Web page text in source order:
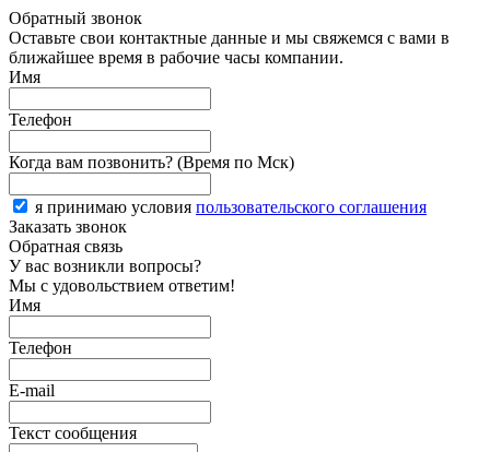
Обратный звонок
Оставьте свои контактные данные и мы свяжемся с вами в
ближайшее время в рабочие часы компании.
Имя
Телефон
Когда вам позвонить? (Время по Мск)
я принимаю условия пользовательского соглашения
Заказать звонок
Обратная связь
У вас возникли вопросы?
Мы с удовольствием ответим!
Имя
Телефон
E-mail
Текст сообщения